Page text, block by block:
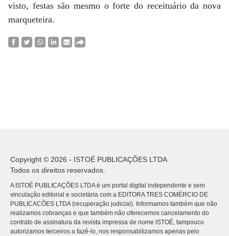
visto, festas são mesmo o forte do receituário da nova
marqueteira.
Copyright © 2026 - ISTOÉ PUBLICAÇÕES LTDA
Todos os direitos reservados.
A ISTOÉ PUBLICAÇÕES LTDA é um portal digital independente e sem
vinculação editorial e societária com a EDITORA TRES COMÉRCIO DE
PUBLICACÕES LTDA (recuperação judicial). Informamos também que não
realizamos cobranças e que também não oferecemos cancelamento do
contrato de assinatura da revista impressa de nome ISTOÉ, tampouco
autorizamos terceiros a fazê-lo, nos responsabilizamos apenas pelo